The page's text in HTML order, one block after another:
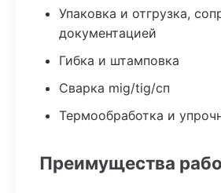
Упаковка и отгрузка,
документацией
Гибка и штамповка
Сварка mig/tig/сп
Термообработка и
Преимущества